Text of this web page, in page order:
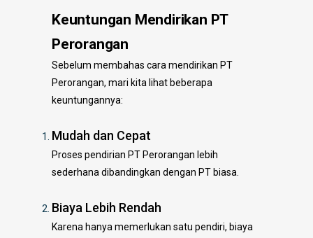
Keuntungan Mendirikan PT
Perorangan
Sebelum membahas cara mendirikan PT
Perorangan, mari kita lihat beberapa
keuntungannya:
Mudah dan Cepat
Proses pendirian PT Perorangan lebih
sederhana dibandingkan dengan PT biasa.
Biaya Lebih Rendah
Karena hanya memerlukan satu pendiri, biaya